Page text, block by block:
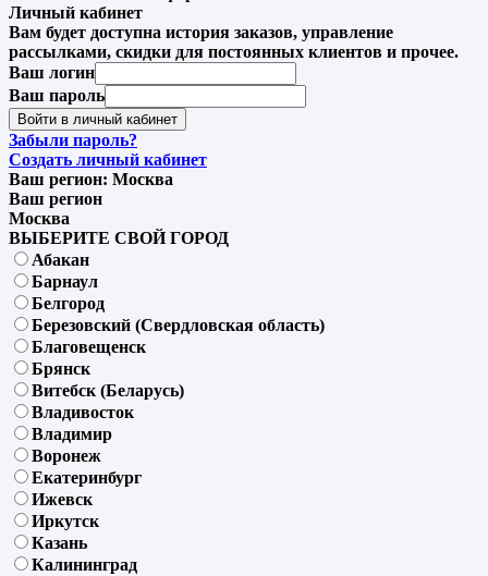
Личный кабинет
Вам будет доступна история заказов, управление
рассылками, скидки для постоянных клиентов и прочее.
Ваш логин
Ваш пароль
Войти в личный кабинет
Забыли пароль?
Создать личный кабинет
Ваш регион: Москва
Ваш регион
Москва
ВЫБЕРИТЕ СВОЙ ГОРОД
Абакан
Барнаул
Белгород
Березовский (Свердловская область)
Благовещенск
Брянск
Витебск (Беларусь)
Владивосток
Владимир
Воронеж
Екатеринбург
Ижевск
Иркутск
Казань
Калининград